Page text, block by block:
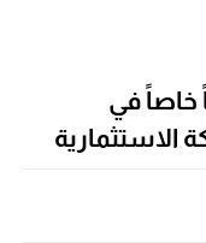
خاصاً في
الاستثمارية